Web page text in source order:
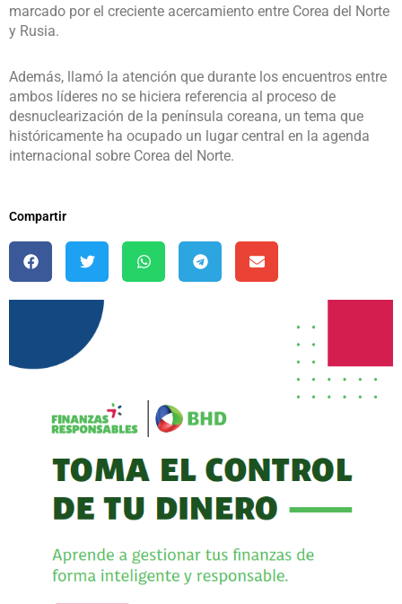
marcado por el creciente acercamiento entre Corea del Norte
y Rusia.
Además, llamó la atención que durante los encuentros entre
ambos líderes no se hiciera referencia al proceso de
desnuclearización de la península coreana, un tema que
históricamente ha ocupado un lugar central en la agenda
internacional sobre Corea del Norte.
Compartir